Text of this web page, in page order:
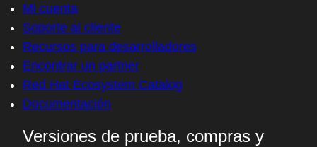
Mi cuenta
Soporte al cliente
Recursos para desarrolladores
Encontrar un partner
Red Hat Ecosystem Catalog
Documentación
Versiones de prueba, compras y